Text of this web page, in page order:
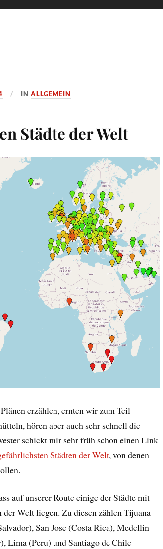
INALLGEMEIN
Städte der Welt
erzählen, ernten wir zum Teil
hören aber auch sehr schnell die
schickt mir sehr früh schon einen Link
Städten der Welt, von denen
auf unserer Route einige der Städte mit
Welt liegen. Zu diesen zählen Tijuana
San Jose (Costa Rica), Medellin
Lima (Peru) und Santiago de Chile